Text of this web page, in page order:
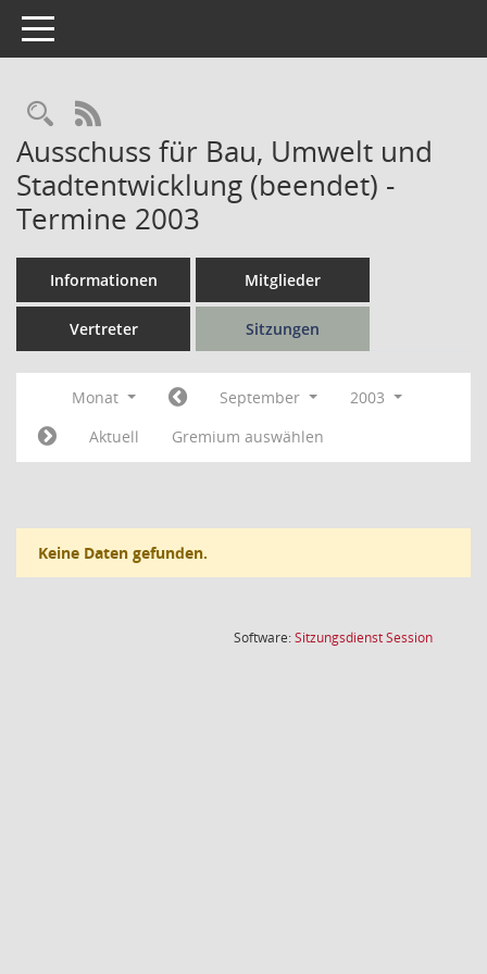
Toggle navigation
Rechercheauswahl
RSS-Feed
Ausschuss für Bau, Umwelt und
Stadtentwicklung (beendet) -
Termine 2003
Informationen Mitglieder
Vertreter Sitzungen
Monat September
2003
Aktuell
Gremium auswählen
Keine Daten gefunden.
Software:SitzungsdienstSession(Wird in